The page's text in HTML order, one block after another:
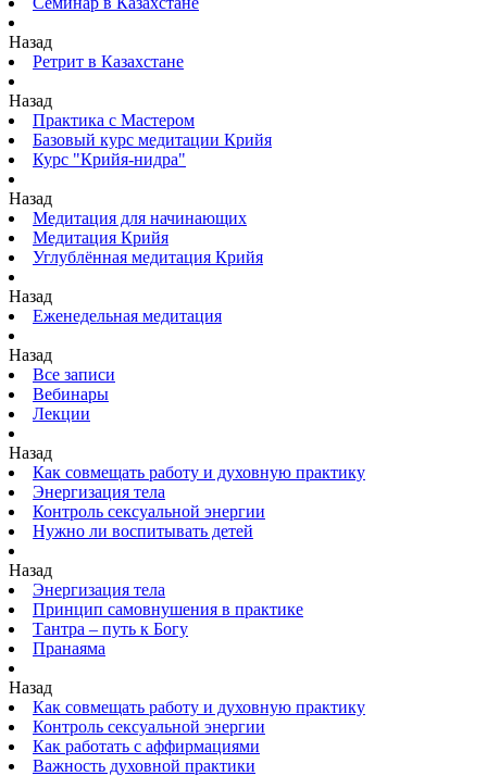
Назад
Ретрит в Казахстане
Назад
Практика с Мастером
Базовый курс медитации Крийя
Курс "Крийя-нидра"
Назад
Медитация для начинающих
Медитация Крийя
Углублённая медитация Крийя
Назад
Еженедельная медитация
Назад
Все записи
Вебинары
Лекции
Назад
Как совмещать работу и духовную практику
Энергизация тела
Контроль сексуальной энергии
Нужно ли воспитывать детей
Назад
Энергизация тела
Принцип самовнушения в практике
Тантра – путь к Богу
Пранаяма
Назад
Как совмещать работу и духовную практику
Контроль сексуальной энергии
Как работать с аффирмациями
Важность духовной практики